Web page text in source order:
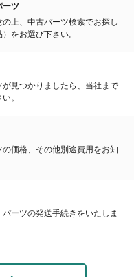
ーツ
上、中古パーツ検索でお探し
をお選び下さい。
が見つかりましたら、当社まで
。
の価格、その他別途費用をお知
パーツの発送手続きをいたしま